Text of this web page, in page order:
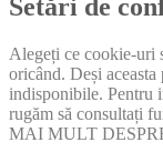
Setări de
Alegeți ce cookie-uri
oricând. Deși
indisponibile. Pentru
rugăm să consultați
MAI MULT